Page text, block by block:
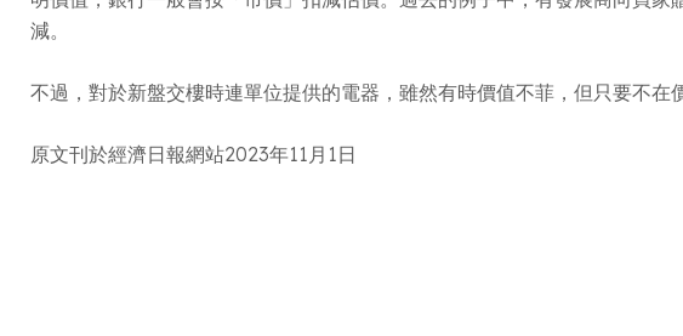
減。
不過，對於新盤交樓時連單位提供的電器，雖然有時價值不菲，但只要不在
原文刊於經濟日報網站2023年11月1日